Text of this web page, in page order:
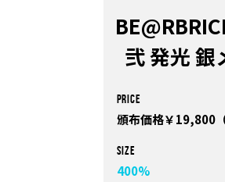
弐 発光 銀
PRICE
頒布価格￥19,800（
Size
400%